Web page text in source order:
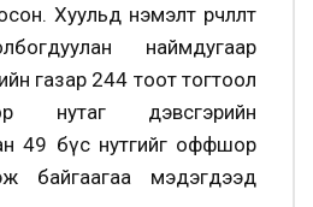
Хуульд нэмэлт өөрчлөлт
наймдугаар
газар 244 тоот тогтоол
нутаг дэвсгэрийн
49 бүс нутгийг оффшор
байгаагаа мэдэгдээд